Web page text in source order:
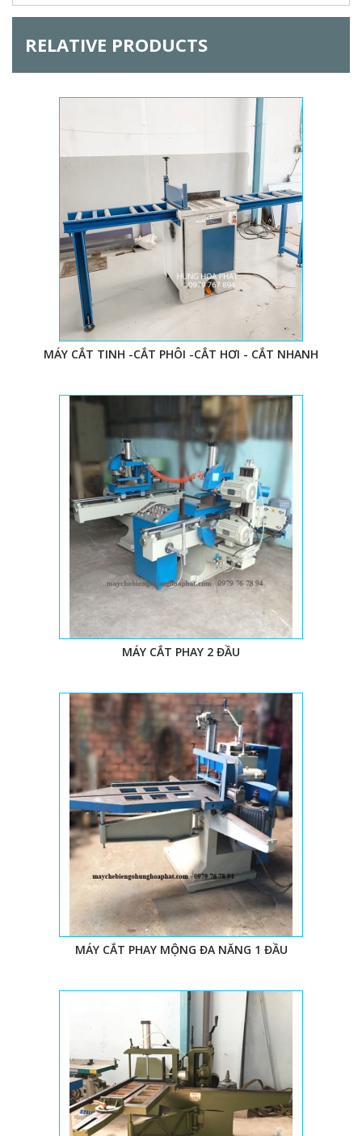
RELATIVE PRODUCTS
MÁY CẮT TINH -CẮT PHÔI -CẮT HƠI - CẮT NHANH
MÁY CẮT PHAY 2 ĐẦU
MÁY CẮT PHAY MỘNG ĐA NĂNG 1 ĐẦU